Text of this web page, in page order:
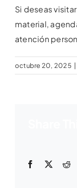
Si deseas
material,
atención
octubre 20, 2025
Facebook
X